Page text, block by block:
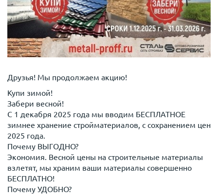
Друзья! Мы продолжаем акцию!
Купи зимой!
Забери весной!
С 1 декабря 2025 года мы вводим БЕСПЛАТНОЕ
зимнее хранение стройматериалов, с сохранением цен
2025 года.
Почему ВЫГОДНО?
Экономия. Весной цены на строительные материалы
взлетят, мы храним ваши материалы совершенно
БЕСПЛАТНО!
Почему УДОБНО?